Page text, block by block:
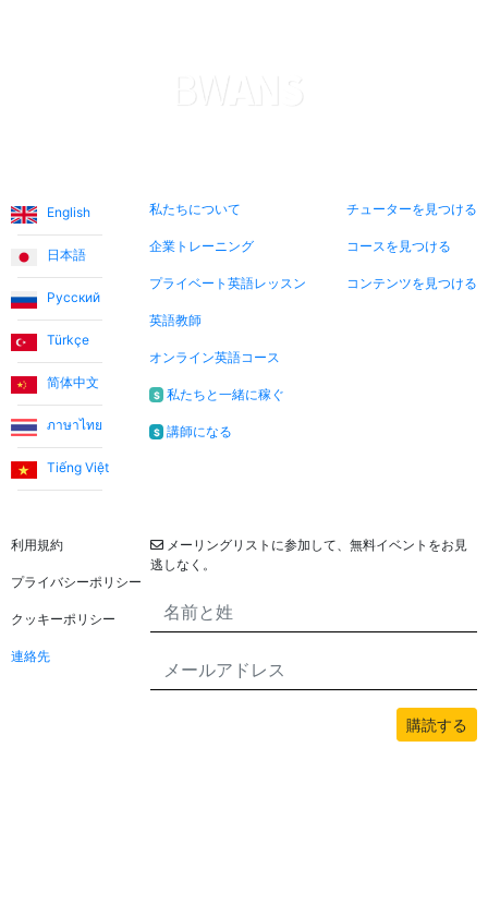
プラットフォームは本当に素晴らしいです。教師たちも非
す。
Ece T.
エマは娘に非常に楽しい方法で英語を教えています。彼女
はいつも陽気で、レッスンをより楽しくしてくれます。こ
のアプリケーションを通じてエマに出会い、彼女が私たち
に英語を教えてくれることを素晴らしい機会だと考えてい
ます！
私は英語をゼロから学び始めました。最初の3か月間、ウ
ムト先生と一緒に学びました。トルコ語のサポートなしで
コミュニケーションできるレベルに達したとき、私はジェ
足しています。定期的にレッスンを受けたい、そして英語
を生活の障害から取り除きたいと考えているすべての人に
English
日本語
Русский
Türkçe
简体中文
ภาษาไทย
Tiếng Việt
私たちについて
企業トレーニング
プライベート英語レッスン
英語教師
オンライン英語コース
$ 私たちと一緒に稼ぐ
$ 講師になる
チューターを見つける
コースを見つける
コンテンツを見つける
利用規約
プライバシーポリシー
クッキーポリシー
連絡先
メーリングリストに参加して、無料イベントをお見
逃しなく。
購読する